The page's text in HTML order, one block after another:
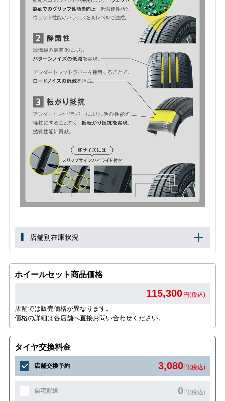
店舗別在庫状況
ホイールセット商品価格
115,300 円(税込)
店舗では販売価格が異なります。
価格の詳細は各店舗へ直接お問い合わせください。
タイヤ交換料金
店舗交換予約 3,080円(税込)
自宅配送 0円(税込)